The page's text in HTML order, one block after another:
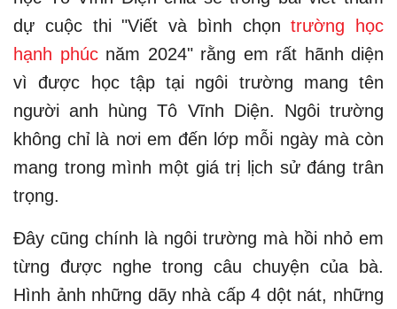
dự cuộc thi "Viết và bình chọntrường học
hạnh phúcnăm 2024" rằng em rất hãnh diện
vì được học tập tại ngôi trường mang tên
người anh hùng Tô Vĩnh Diện. Ngôi trường
không chỉ là nơi em đến lớp mỗi ngày mà còn
mang trong mình một giá trị lịch sử đáng trân
trọng.
Đây cũng chính là ngôi trường mà hồi nhỏ em
từng được nghe trong câu chuyện của bà.
Hình ảnh những dãy nhà cấp 4 dột nát, những